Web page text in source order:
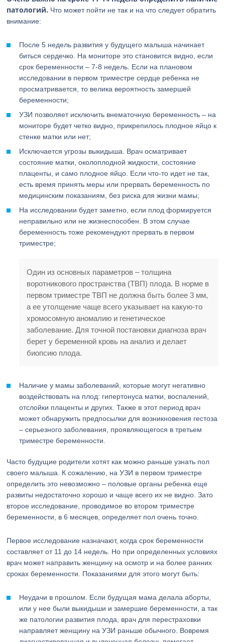
патологий. Что может пойти не так и на что следует обратить
внимание:
После 5 недель развития у будущего малыша начинает
биться сердечко. На мониторе это становится видно, если
срок беременности – 7-8 недель. Если на плановом
исследовании в первом триместре сердце ребенка не
просматривается, то велика вероятность замершей
беременности;
УЗИ позволяет исключить внематочную беременность – на
мониторе будет четко видно, прикрепилось плодное яйцо к
стенке матки или нет;
Исключается угрозы выкидыша. Врач осматривает
состояние матки, околоплодной жидкости, состояние
плаценты, и само плодное яйцо. Если что-то идет не так,
есть время принять меры или прервать беременность по
медицинским показаниям, без риска для жизни мамы;
На исследовании будет заметно, если плод формируется
неправильно или не жизнеспособен. В этом случае
беременность тоже рекомендуют прервать в первом
триместре;
Один из основных параметров – толщина
воротникового пространства (ТВП) плода. В норме в
первом триместре ТВП не должна быть более 3 мм,
а ее утолщение чаще всего указывает на какую-то
хромосомную аномалию и генетическое
заболевание. Для точной постановки диагноза врач
берет у беременной кровь на анализ и делает
биопсию плода.
Наличие у мамы заболеваний, которые могут негативно
воздействовать на плод: гипертонуса матки, воспалений,
отслойки плаценты и других. Также в этот период врач
может обнаружить предпосылки для возникновения гестоза
– серьезного заболевания, проявляющегося в третьем
триместре беременности.
Часто будущие родители хотят как можно раньше узнать пол
своего малыша. К сожалению, на УЗИ в первом триместре
определить это невозможно – половые органы ребенка еще
развиты недостаточно хорошо и чаще всего их не видно. Зато
второе исследование, проводимое во втором триместре
беременности, в 6 месяцев, определяет пол очень точно.
Первое исследование назначают, когда срок беременности
составляет от 11 до 14 недель. Но при определенных условиях
врач может направить женщину на осмотр и на более ранних
сроках беременности. Показаниями для этого могут быть:
Неудачи в прошлом. Если будущая мама делала аборты,
или у нее были выкидыши и замершие беременности, а так
же патологии развития плода, врач для перестраховки
направляет женщину на УЗИ раньше обычного. Вовремя